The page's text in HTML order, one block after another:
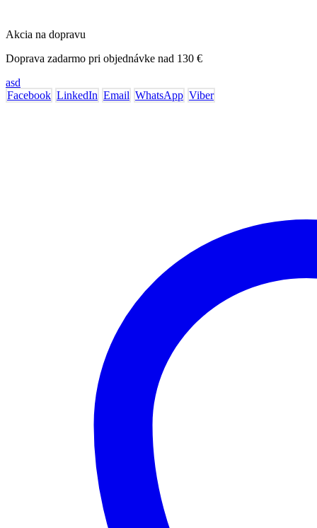
Akcia na dopravu
Doprava zadarmo pri objednávke nad 130 €
asd
Facebook LinkedIn Email WhatsApp Viber